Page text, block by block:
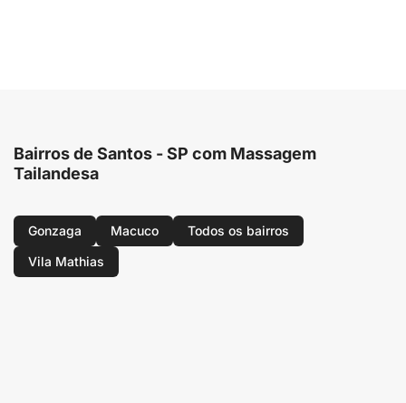
Bairros de Santos - SP com Massagem
Tailandesa
Gonzaga Macuco
Todos os bairros
Vila Mathias